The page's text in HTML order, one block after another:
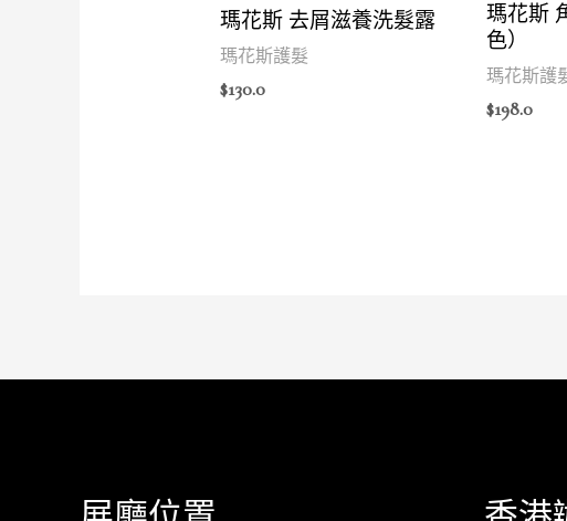
瑪花斯 去屑滋養洗髮露
瑪花斯護髮
$130.0
瑪花斯
色）
瑪花斯護
$198.0